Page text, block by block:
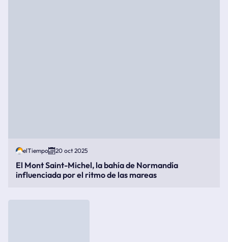
elTiempo 20 oct 2025
El Mont Saint-Michel, la bahía de Normandía
influenciada por el ritmo de las mareas